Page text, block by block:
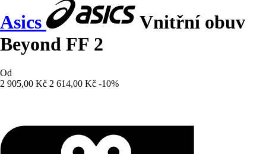
Asics
Vnitřní obuv
Beyond FF 2
Od
2 905,00 Kč 2 614,00 Kč -10%